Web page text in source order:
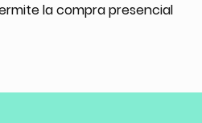
la compra presencial